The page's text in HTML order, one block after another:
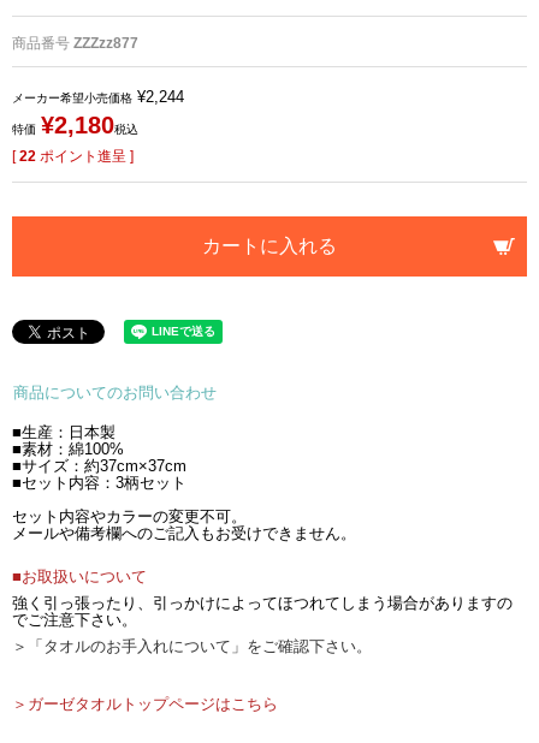
商品番号 ZZZzz877
メーカー希望小売価格 ¥2,244
特価 ¥2,180税込
[22 ポイント進呈 ]
カートに入れる
商品についてのお問い合わせ
■生産：日本製
■素材：綿100%
■サイズ：約37cm×37cm
■セット内容：3柄セット
セット内容やカラーの変更不可。
メールや備考欄へのご記入もお受けできません。
■お取扱いについて
強く引っ張ったり、引っかけによってほつれてしまう場合がありますの
でご注意下さい。
＞「タオルのお手入れについて」をご確認下さい。
＞ガーゼタオルトップページはこちら